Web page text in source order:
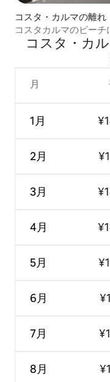
コスタ・カルマの離れ
コスタカルマのビーチ
コスタ・カ
月
1月
2月
3月
4月
5月
6月
7月
8月